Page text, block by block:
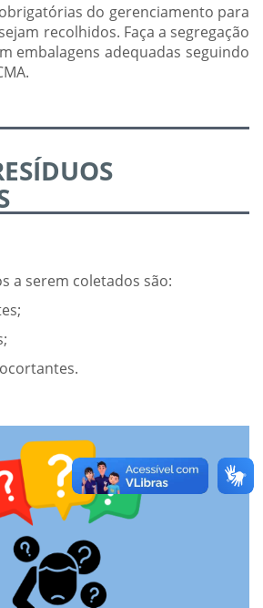
do gerenciamento para
recolhidos. Faça a segregação
embalagens adequadas seguindo
a serem coletados são: